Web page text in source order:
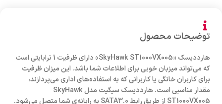
توضیحات محصول
هارددیسک «SkyHawk ST1000VX005» دارای ظرفیت 1 ترابایتی است
که می‌تواند میزبان خوبی برای اطلاعات شما باشد. این میزان ظرفیت
برای کاربران خانگی یا کاربرانی که به استفاده‌های اداری می‌پردازند،
مقدار مناسبی است. هارددیسک سیگیت مدل SkyHawk
ST1000VX005 از طریق رابط SATA3.0 به رایانه‌ی شما متصل می‌شود.